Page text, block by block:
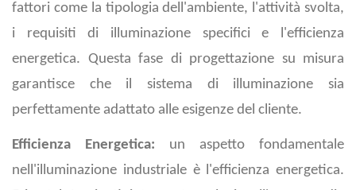
fattori come la tipologia dell'ambiente, l'attività svolta,
i requisiti di illuminazione specifici e l'efficienza
energetica. Questa fase di progettazione su misura
garantisce che il sistema di illuminazione sia
perfettamente adattato alle esigenze del cliente.
Efficienza Energetica: un aspetto fondamentale
nell'illuminazione industriale è l'efficienza energetica.